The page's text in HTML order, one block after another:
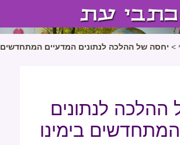
> יחסה של ההלכה לנתונים המדעיים המתחדשים
ההלכה לנתונים
בימינו